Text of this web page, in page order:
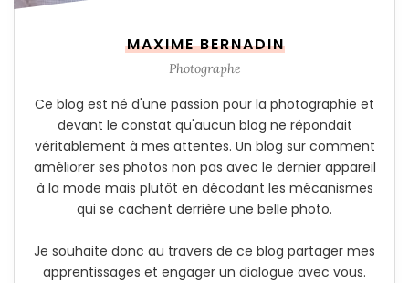
MAXIME BERNADIN
Photographe
Ce blog est né d'une passion pour la photographie et
devant le constat qu'aucun blog ne répondait
véritablement à mes attentes. Un blog sur comment
améliorer ses photos non pas avec le dernier appareil
à la mode mais plutôt en décodant les mécanismes
qui se cachent derrière une belle photo.
Je souhaite donc au travers de ce blog partager mes
apprentissages et engager un dialogue avec vous.